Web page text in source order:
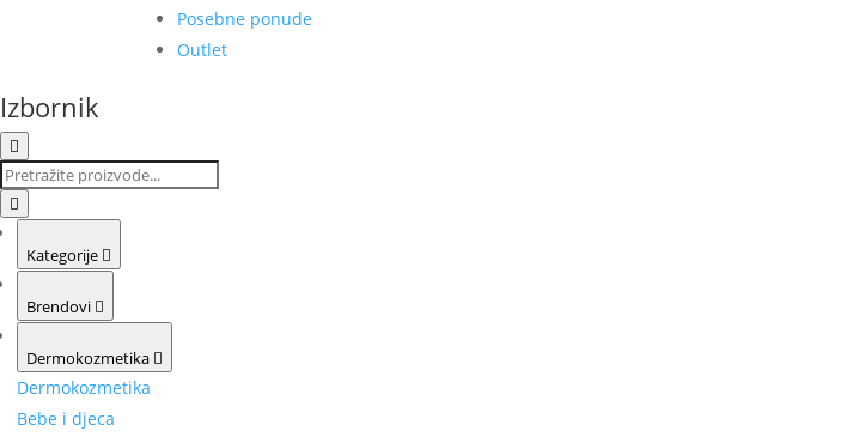
Posebne ponude
Outlet
Izbornik
Kategorije
Brendovi
Dermokozmetika
Dermokozmetika
Bebe i djeca